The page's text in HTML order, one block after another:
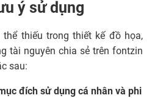
ý sử dụng
thiếu trong thiết kế đồ họa,
tài nguyên chia sẻ trên fontzin
sau:
đích sử dụng cá nhân và phi